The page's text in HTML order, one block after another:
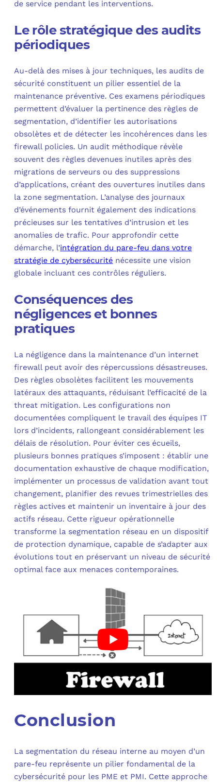
de service pendant les interventions.
Le rôle stratégique des audits
périodiques
Au-delà des mises à jour techniques, les audits de
sécurité constituent un pilier essentiel de la
maintenance préventive. Ces examens périodiques
permettent d’évaluer la pertinence des règles de
segmentation, d’identifier les autorisations
obsolètes et de détecter les incohérences dans les
firewall policies. Un audit méthodique révèle
souvent des règles devenues inutiles après des
migrations de serveurs ou des suppressions
d’applications, créant des ouvertures inutiles dans
la zone segmentation. L’analyse des journaux
d’événements fournit également des indications
précieuses sur les tentatives d’intrusion et les
anomalies de trafic. Pour approfondir cette
démarche, l’intégration du pare-feu dans votre
stratégie de cybersécurité nécessite une vision
globale incluant ces contrôles réguliers.
Conséquences des
négligences et bonnes
pratiques
La négligence dans la maintenance d’un internet
firewall peut avoir des répercussions désastreuses.
Des règles obsolètes facilitent les mouvements
latéraux des attaquants, réduisant l’efficacité de la
threat mitigation. Les configurations non
documentées compliquent le travail des équipes IT
lors d’incidents, rallongeant considérablement les
délais de résolution. Pour éviter ces écueils,
plusieurs bonnes pratiques s’imposent : établir une
documentation exhaustive de chaque modification,
implémenter un processus de validation avant tout
changement, planifier des revues trimestrielles des
règles actives et maintenir un inventaire à jour des
actifs réseau. Cette rigueur opérationnelle
transforme la segmentation réseau en un dispositif
de protection dynamique, capable de s’adapter aux
évolutions tout en préservant un niveau de sécurité
optimal face aux menaces contemporaines.
Conclusion
La segmentation du réseau interne au moyen d’un
pare-feu représente un pilier fondamental de la
cybersécurité pour les PME et PMI. Cette approche